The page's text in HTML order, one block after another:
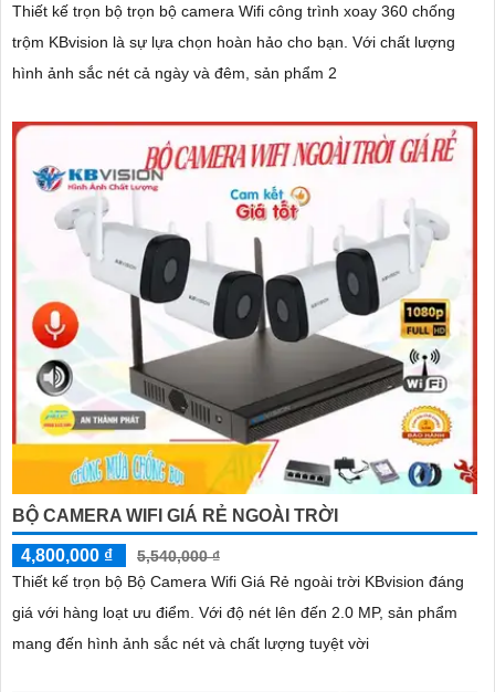
Thiết kế trọn bộ trọn bộ camera Wifi công trình xoay 360 chống
trộm KBvision là sự lựa chọn hoàn hảo cho bạn. Với chất lượng
hình ảnh sắc nét cả ngày và đêm, sản phẩm 2
BỘ CAMERA WIFI GIÁ RẺ NGOÀI TRỜI
4,800,000 ₫
5,540,000 ₫
Thiết kế trọn bộ Bộ Camera Wifi Giá Rẻ ngoài trời KBvision đáng
giá với hàng loạt ưu điểm. Với độ nét lên đến 2.0 MP, sản phẩm
mang đến hình ảnh sắc nét và chất lượng tuyệt vời